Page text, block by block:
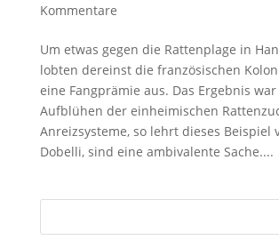
Kommentare
Um etwas gegen die Rattenplage in
lobten dereinst die französischen
eine Fangprämie aus. Das Ergebnis war
Aufblühen der einheimischen
Anreizsysteme, so lehrt dieses Beispiel
Dobelli, sind eine ambivalente Sache....